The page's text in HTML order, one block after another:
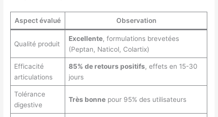
Aspect évalué Observation
Qualité produit
Excellente, formulations brevetées
(Peptan, Naticol, Colartix)
Efficacité
articulations
85% de retours positifs, effets en 15-30
jours
Tolérance
digestive
Très bonnepour 95% des utilisateurs